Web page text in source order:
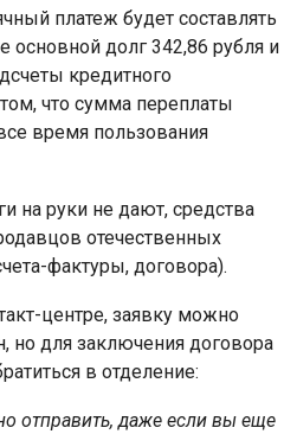
платеж будет составлять
основной долг 342,86 рубля и
кредитного
что сумма переплаты
время пользования
на руки не дают, средства
отечественных
фактуры, договора).
центре, заявку можно
но для заключения договора
в отделение:
отправить, даже если вы еще